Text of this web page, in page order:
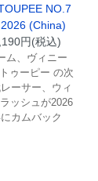
NO.7
(China)
円(税込)
ム、ヴィニー
ゥーピー の次
ーサー、ウィ
ッシュが2026
カムバック